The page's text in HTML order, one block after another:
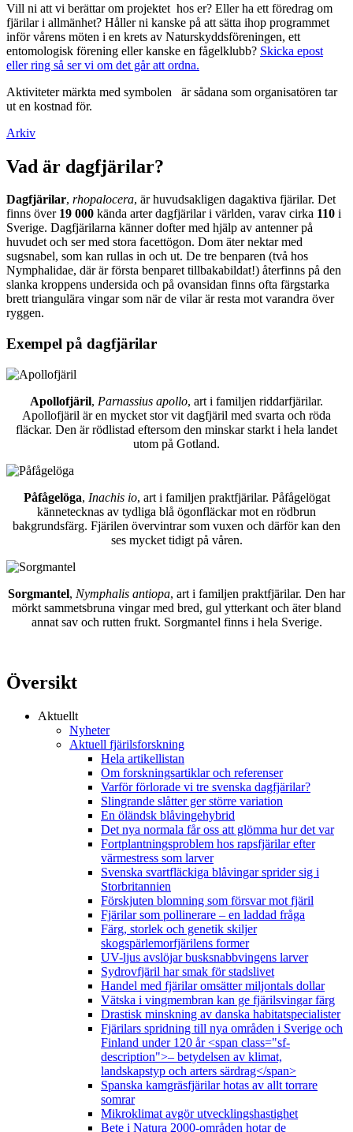
Vill ni att vi berättar om projektet hos er? Eller ha ett föredrag om
fjärilar i allmänhet? Håller ni kanske på att sätta ihop programmet
inför vårens möten i en krets av Naturskyddsföreningen, ett
entomologisk förening eller kanske en fågelklubb? Skicka epost
eller ring så ser vi om det går att ordna.
Aktiviteter märkta med symbolen
är sådana som organisatören tar
ut en kostnad för.
Arkiv
Vad är dagfjärilar?
Dagfjärilar, rhopalocera, är huvudsakligen dagaktiva fjärilar. Det
finns över 19 000 kända arter dagfjärilar i världen, varav cirka 110 i
Sverige. Dagfjärilarna känner dofter med hjälp av antenner på
huvudet och ser med stora facettögon. Dom äter nektar med
sugsnabel, som kan rullas in och ut. De tre benparen (två hos
Nymphalidae, där är första benparet tillbakabildat!) återfinns på den
slanka kroppens undersida och på ovansidan finns ofta färgstarka
brett triangulära vingar som när de vilar är resta mot varandra över
ryggen.
Exempel på dagfjärilar
Apollofjäril, Parnassius apollo, art i familjen riddarfjärilar.
Apollofjäril är en mycket stor vit dagfjäril med svarta och röda
fläckar. Den är rödlistad eftersom den minskar starkt i hela landet
utom på Gotland.
Påfågelöga, Inachis io, art i familjen praktfjärilar. Påfågelögat
kännetecknas av tydliga blå ögonfläckar mot en rödbrun
bakgrundsfärg. Fjärilen övervintrar som vuxen och därför kan den
ses mycket tidigt på våren.
Sorgmantel, Nymphalis antiopa, art i familjen praktfjärilar. Den har
mörkt sammetsbruna vingar med bred, gul ytterkant och äter bland
annat sav och rutten frukt. Sorgmantel finns i hela Sverige.
Översikt
Aktuellt
Nyheter
Aktuell fjärilsforskning
Hela artikellistan
Om forskningsartiklar och referenser
Varför förlorade vi tre svenska dagfjärilar?
Slingrande slåtter ger större variation
En öländsk blåvingehybrid
Det nya normala får oss att glömma hur det var
Fortplantningsproblem hos rapsfjärilar efter
värmestress som larver
Svenska svartfläckiga blåvingar sprider sig i
Storbritannien
Förskjuten blomning som försvar mot fjäril
Fjärilar som pollinerare – en laddad fråga
Färg, storlek och genetik skiljer
skogspärlemorfjärilens former
UV-ljus avslöjar busksnabbvingens larver
Sydrovfjäril har smak för stadslivet
Handel med fjärilar omsätter miljontals dollar
Vätska i vingmembran kan ge fjärilsvingar färg
Drastisk minskning av danska habitatspecialister
Fjärilars spridning till nya områden i Sverige och
Finland under 120 år <span class="sf-
description">– betydelsen av klimat,
landskapstyp och arters särdrag</span>
Spanska kamgräsfjärilar hotas av allt torrare
somrar
Mikroklimat avgör utvecklingshastighet
Bete i Natura 2000-områden hotar de